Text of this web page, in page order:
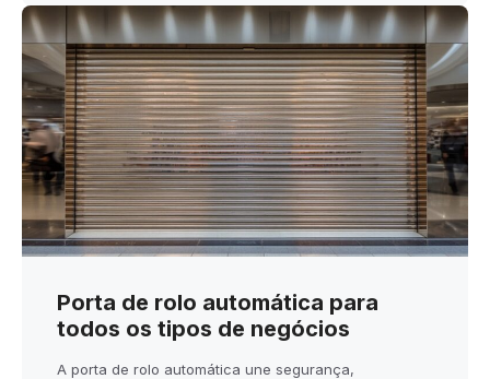
Porta de rolo automática para
todos os tipos de negócios
A porta de rolo automática une segurança,